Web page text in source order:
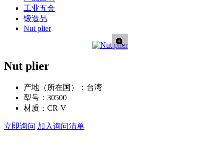
工业五金
锻造品
Nut plier
Nut plier
产地（所在国）： 台湾
型号： 30500
材质： CR-V
立即询问 加入询问清单